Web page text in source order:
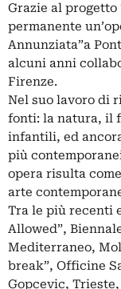
Grazie al progetto
permanente
Annunziata”a
alcuni anni
Firenze.
Nel suo lavoro di
fonti: la natura, il
infantili, ed
più
opera risulta
arte
Tra le più recenti
Allowed”,
Mediterraneo,
break”, Officine
Gopcevic, Trieste,